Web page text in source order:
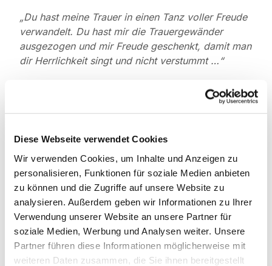
Diese Webseite verwendet Cookies
Wir verwenden Cookies, um Inhalte und Anzeigen zu
personalisieren, Funktionen für soziale Medien anbieten
zu können und die Zugriffe auf unsere Website zu
analysieren. Außerdem geben wir Informationen zu Ihrer
Verwendung unserer Website an unsere Partner für
soziale Medien, Werbung und Analysen weiter. Unsere
Partner führen diese Informationen möglicherweise mit
weiteren Daten zusammen, die Sie ihnen bereitgestellt
„Du hast meine Trauer in einen Tanz voller Freude
verwandelt. Du hast mir die Trauergewänder
ausgezogen und mir Freude geschenkt, damit man
dir Herrlichkeit singt und nicht verstummt …“
Dorfkirche mit dem frenetischen Tanz Davids
zugeht. Und seien Sie unbesorgt: Sie werden
tanzen – und dafür nicht einmal aufstehen
müssen.
Herzlich,
Ihre Adriana Hasenberg und Christine Sörje